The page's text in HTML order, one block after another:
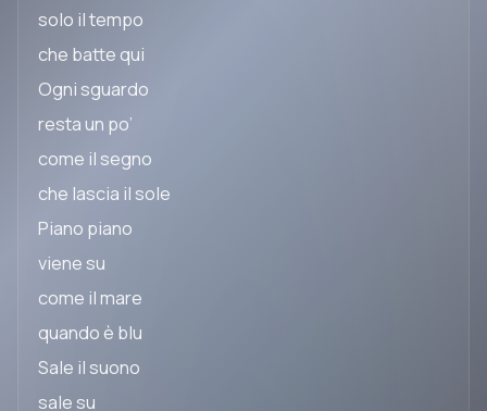
solo il tempo
che batte qui
Ogni sguardo
resta un po’
come il segno
che lascia il sole
Piano piano
viene su
come il mare
quando è blu
Sale il suono
sale su